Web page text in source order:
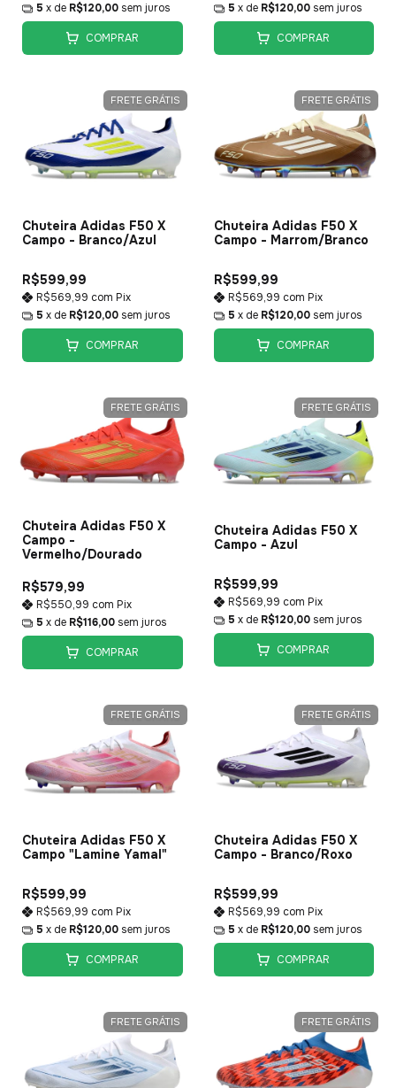
5 x de R$120,00 sem juros
COMPRAR
5 x de R$120,00 sem juros
COMPRAR
FRETE GRÁTIS
Chuteira Adidas F50 X
Campo - Branco/Azul
R$599,99
R$569,99 com Pix
5 x de R$120,00 sem juros
COMPRAR
FRETE GRÁTIS
Chuteira Adidas F50 X
Campo - Marrom/Branco
R$599,99
R$569,99 com Pix
5 x de R$120,00 sem juros
COMPRAR
FRETE GRÁTIS
Chuteira Adidas F50 X
Campo -
Vermelho/Dourado
R$579,99
R$550,99 com Pix
5 x de R$116,00 sem juros
COMPRAR
FRETE GRÁTIS
Chuteira Adidas F50 X
Campo - Azul
R$599,99
R$569,99 com Pix
5 x de R$120,00 sem juros
COMPRAR
FRETE GRÁTIS
Chuteira Adidas F50 X
Campo "Lamine Yamal"
R$599,99
R$569,99 com Pix
5 x de R$120,00 sem juros
COMPRAR
FRETE GRÁTIS
Chuteira Adidas F50 X
Campo - Branco/Roxo
R$599,99
R$569,99 com Pix
5 x de R$120,00 sem juros
COMPRAR
FRETE GRÁTIS FRETE GRÁTIS